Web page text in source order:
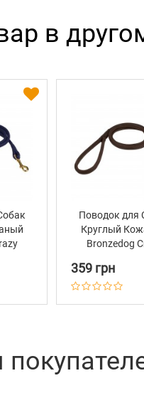
в
Поводок для
Круглый
Bronzedog
359 грн